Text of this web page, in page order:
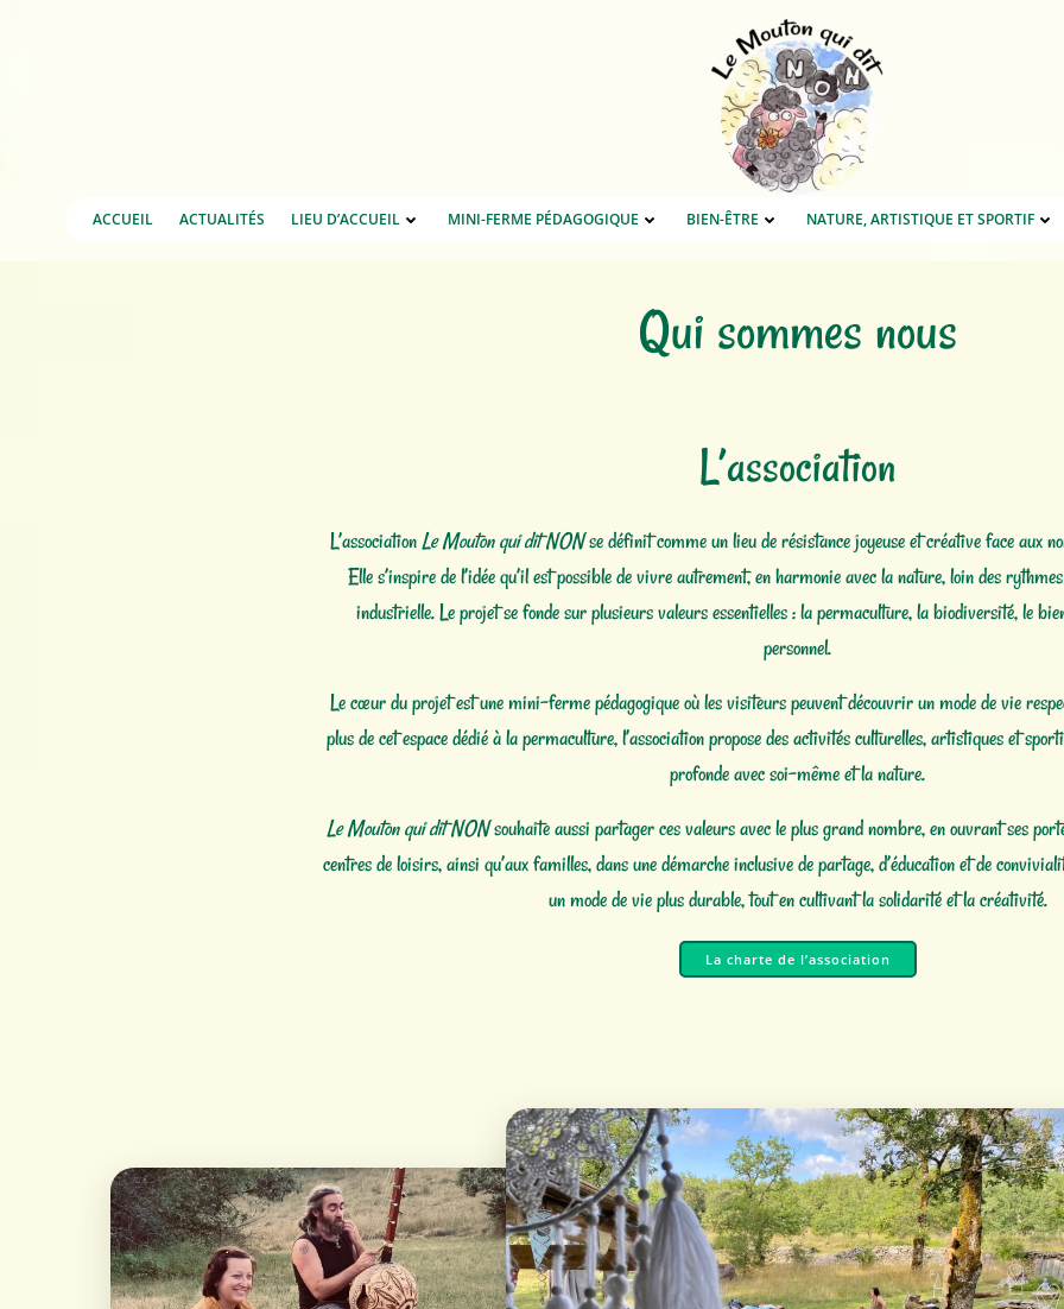
ACCUEIL ACTUALITÉS LIEU D’ACCUEIL MINI-FERME PÉDAGOGIQUE BIEN-ÊTRE NATURE, ARTISTIQUE ET SPORTIF
Qui sommes nous
L’association
L’associationLe Mouton qui dit NONse définit comme un lieu de résistance joyeuse et créative face aux
Elle s’inspire de l’idée qu’il est possible de vivre autrement, en harmonie avec la nature, loin des
industrielle. Le projet se fonde sur plusieurs valeurs essentielles : la permaculture, la biodiversité, le
personnel.
Le cœur du projet est une mini-ferme pédagogique où les visiteurs peuvent découvrir un mode de vie
plus de cet espace dédié à la permaculture, l’association propose des activités culturelles, artistiques et
profonde avec soi-même et la nature.
Le Mouton qui dit NONsouhaite aussi partager ces valeurs avec le plus grand nombre, en ouvrant ses
centres de loisirs, ainsi qu’aux familles, dans une démarche inclusive de partage, d’éducation et de
un mode de vie plus durable, tout en cultivant la solidarité et la créativité.
La charte de l’association